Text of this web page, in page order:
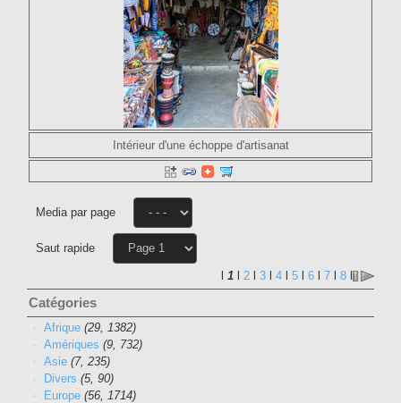
Intérieur d'une échoppe d'artisanat
Media par page
Saut rapide
l 1 l 2 l 3 l 4 l 5 l 6 l 7 l 8 l
Catégories
Afrique (29, 1382)
Amériques (9, 732)
Asie (7, 235)
Divers (5, 90)
Europe (56, 1714)